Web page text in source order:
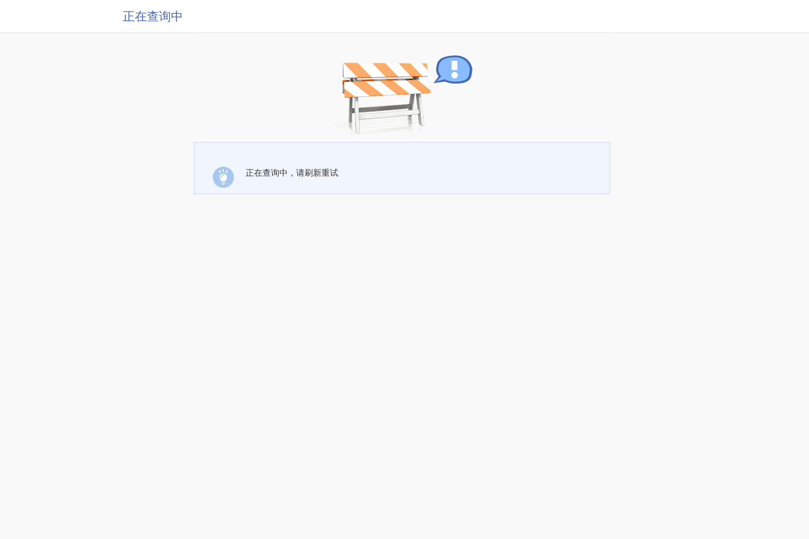
正在查询中
正在查询中，请刷新重试